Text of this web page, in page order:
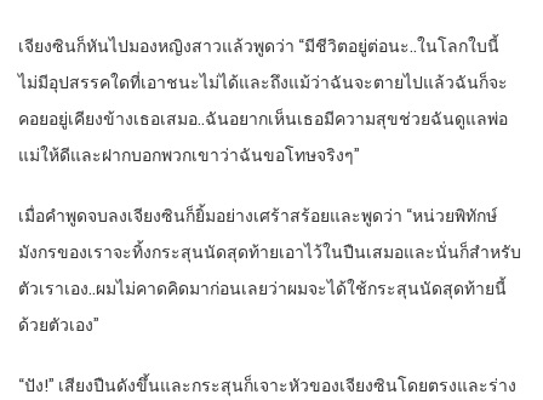
เจียงซินก็หันไปมองหญิงสาวแล้วพูดว่า “มีชีวิตอยู่ต่อนะ..ในโลกใบนี้
ไม่มีอุปสรรคใดที่เอาชนะไม่ได้และถึงแม้ว่าฉันจะตายไปแล้วฉันก็จะ
คอยอยู่เคียงข้างเธอเสมอ..ฉันอยากเห็นเธอมีความสุขช่วยฉันดูแลพ่อ
แม่ให้ดีและฝากบอกพวกเขาว่าฉันขอโทษจริงๆ”
เมื่อคำพูดจบลงเจียงซินก็ยิ้มอย่างเศร้าสร้อยและพูดว่า “หน่วยพิทักษ์
มังกรของเราจะทิ้งกระสุนนัดสุดท้ายเอาไว้ในปืนเสมอและนั่นก็สำหรับ
ตัวเราเอง..ผมไม่คาดคิดมาก่อนเลยว่าผมจะได้ใช้กระสุนนัดสุดท้ายนี้
ด้วยตัวเอง”
“ปัง!” เสียงปืนดังขึ้นและกระสุนก็เจาะหัวของเจียงซินโดยตรงและร่าง